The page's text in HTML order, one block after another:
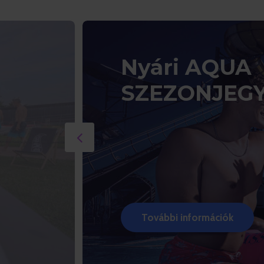
Nyári AQUA
További információk